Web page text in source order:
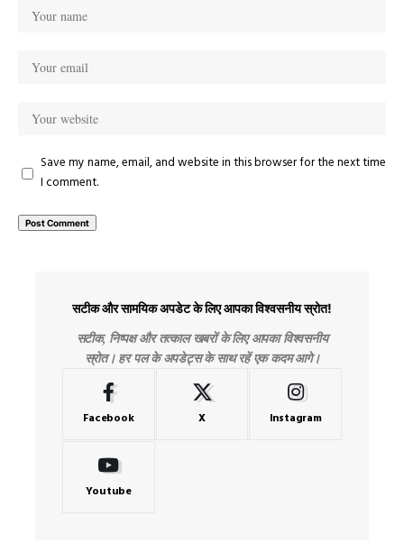
Save my name, email, and website in this browser for the next time
I comment.
सटीक और सामयिक अपडेट के लिए आपका विश्वसनीय स्रोत!
सटीक, निष्पक्ष और तत्काल खबरों के लिए आपका विश्वसनीय
स्रोत। हर पल के अपडेट्स के साथ रहें एक कदम आगे।
Facebook X Instagram
Youtube